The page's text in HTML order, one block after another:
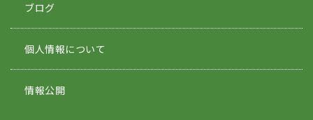
ブログ
個人情報について
情報公開